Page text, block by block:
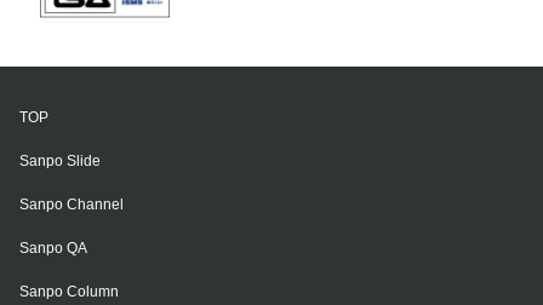
TOP
Sanpo Slide
Sanpo Channel
Sanpo QA
Sanpo Column